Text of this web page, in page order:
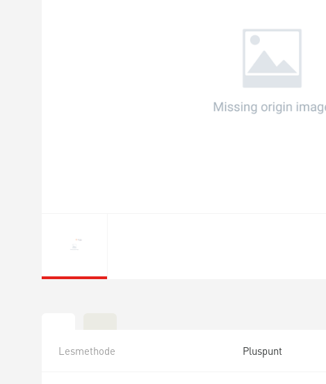
Lesmethode Pluspunt